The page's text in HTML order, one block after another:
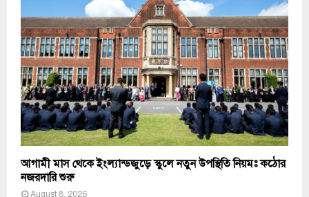
আগামী মাস থেকে ইংল্যান্ডজুড়ে স্কুলে নতুন উপস্থিতি নিয়মঃ কঠোর
নজরদারি শুরু
August 8, 2026